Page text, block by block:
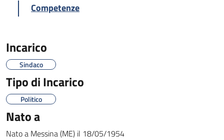
Competenze
Incarico
Sindaco
Tipo di Incarico
Politico
Nato a
Nato a Messina (ME) il 18/05/1954